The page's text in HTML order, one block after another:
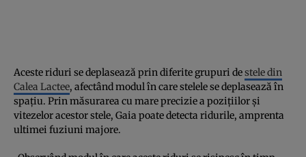
Aceste riduri se deplasează prin diferite grupuri destele din
Calea Lactee, afectând modul în care stelele se deplasează în
spațiu. Prin măsurarea cu mare precizie a pozițiilor și
vitezelor acestor stele, Gaia poate detecta ridurile, amprenta
ultimei fuziuni majore.